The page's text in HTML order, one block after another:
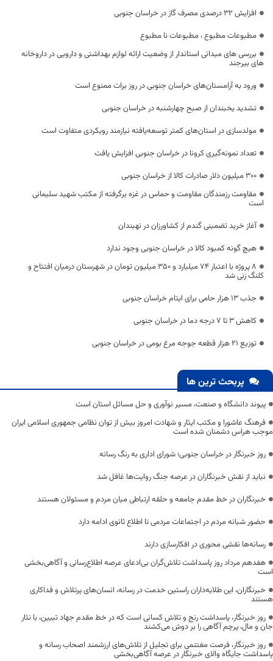
افزایش ۳۲ درصدی مصرف گاز در خراسان جنوبی
مطبوعات مطبوع ، مطبوعات نا مطبوع
بررسی های میدانی استاندار از وضعیت ارائه لوازم بهداشتی و دارویی در داروخانه
های بیرجند
ورود به آرامستان‌های خراسان جنوبی در روز برات ممنوع است
تشدید یخبندان از صبح چهارشنبه در خراسان جنوبی
مولدسازی در استان‌های کمتر توسعه‌یافته نیازمند رویکردی متفاوت است
تعداد نمونه‌گیری کرونا در خراسان جنوبی افزایش یافت
۳۰۰ میلیون دلار صادرات کالا از خراسان جنوبی
مقاومت رزمندگان مقاومت و حماس در غزه برگرفته از مکتب شهید سلیمانی
است
آغاز خرید تضمینی گندم از کشاورزان در نهبندان
هیچ گونه کمبود کالا در خراسان جنوبی وجود ندارد
۸ پروژه با اعتبار ۷۴ میلیارد و ۳۵۰ میلیون تومان در شهرستان درمیان افتتاح و
کلنگ زنی شد
جذب ۱۳ هزار حامی برای ایتام خراسان جنوبی
کاهش ۳ تا ۷ درجه دما در خراسان جنوبی
توزیع ۲۱ هزار قطعه جوجه مرغ بومی در خراسان جنوبی
پربحث ترین ها
پیوند دانشگاه و صنعت، مسیر نوآوری و حل مسائل استان است
فرهنگ عاشورا و مکتب ایثار و شهادت امروز بیش از توان نظامی جمهوری اسلامی ایران
موجب هراس دشمنان شده است
روز خبرنگار در خراسان جنوبی؛ شورای اداری به رنگ رسانه
نباید از نقش خبرنگاران در عرصه جنگ روایت‌ها غافل شد
خبرنگاران در خط مقدم جامعه و حلقه ارتباطی میان مردم و مسئولان هستند
حضور شبانه مردم در اجتماعات مردمی تا اطلاع ثانوی ادامه دارد
رسانه‌ها نقشی محوری در افکارسازی دارند
هفدهم مرداد روز پاسداشت تلاش‌گران بی‌ادعای عرصه اطلاع‌رسانی و آگاهی‌بخشی
است
خبرنگاران، این طلایه‌داران راستین خدمت در رسانه، انسان‌های پرتلاش و فداکاری
هستند
روز خبرنگار، پاسداشت رنج و تلاش کسانی است که در خط مقدم جهاد تبیین، با نثار
جان و مال، پرچم آگاهی را بر دوش می‌کشند
روز خبرنگار، فرصت مغتنمی برای تجلیل از تلاش‌های ارزشمند اصحاب رسانه و
پاسداشت جایگاه والای خبرنگار در عرصه آگاهی‌بخشی